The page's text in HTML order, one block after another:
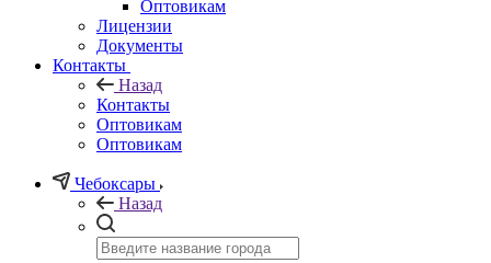
Оптовикам
Лицензии
Документы
Контакты
Назад
Контакты
Оптовикам
Оптовикам
Чебоксары
Назад